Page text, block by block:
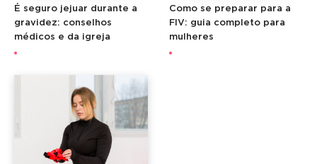
É seguro jejuar durante a
gravidez: conselhos
médicos e da igreja
Como se preparar para a
FIV: guia completo para
mulheres